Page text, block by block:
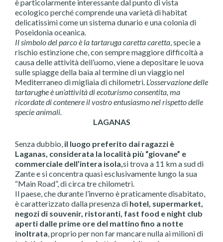
è particolarmente interessante dal punto di vista
ecologico perché comprende una varietà di habitat
delicatissimi come un sistema dunario e una colonia di
Poseidonia oceanica.
Il simbolo del parco è la tartaruga caretta caretta, specie a
rischio estinzione che, con sempre maggiore difficoltà a
causa delle attività dell’uomo, viene a depositare le uova
sulle spiagge della baia al termine di un viaggio nel
Mediterraneo di migliaia di chilometri. L’osservazione delle
tartarughe è un’attività di ecoturismo consentita, ma
ricordate di contenere il vostro entusiasmo nel rispetto delle
specie animali.
LAGANAS
Senza dubbio, il luogo preferito dai ragazzi è
Laganas, considerata la località più “giovane” e
commerciale dell’intera isola,si trova a 11 km a sud di
Zante e si concentra quasi esclusivamente lungo la sua
“Main Road”, di circa tre chilometri.
Il paese, che durante l’inverno è praticamente disabitato,
è caratterizzato dalla presenza di hotel, supermarket,
negozi di souvenir, ristoranti, fast food e night club
aperti dalle prime ore del mattino fino a notte
inoltrata, proprio per non far mancare nulla ai milioni di